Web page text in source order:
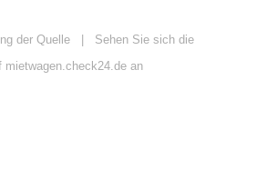
der Quelle | Sehen Sie sich die
mietwagen.check24.de an